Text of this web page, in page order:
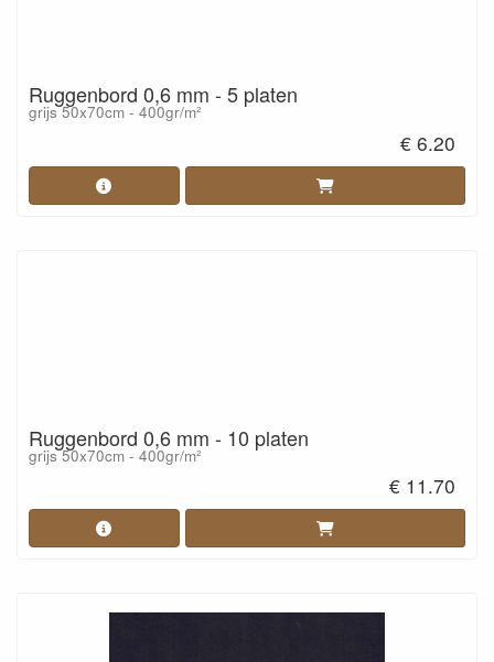
Ruggenbord 0,6 mm - 5 platen
grijs 50x70cm - 400gr/m²
€ 6.20
Ruggenbord 0,6 mm - 10 platen
grijs 50x70cm - 400gr/m²
€ 11.70